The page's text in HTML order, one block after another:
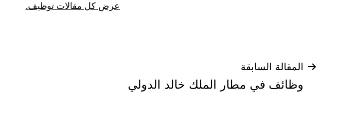
عرض كل مقالات توظيف.
تصفّح
المقالات
المقالة السابقة
وظائف في مطار الملك خالد الدولي